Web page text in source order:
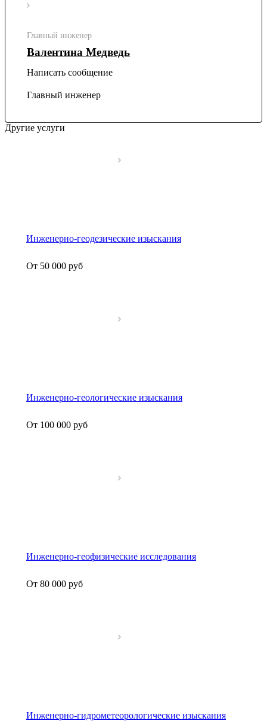
Главный инженер
Валентина Медведь
Написать сообщение
Главный инженер
Другие услуги
Инженерно-геодезические изыскания
От 50 000 руб
Инженерно-геологические изыскания
От 100 000 руб
Инженерно-геофизические исследования
От 80 000 руб
Инженерно-гидрометеорологические изыскания